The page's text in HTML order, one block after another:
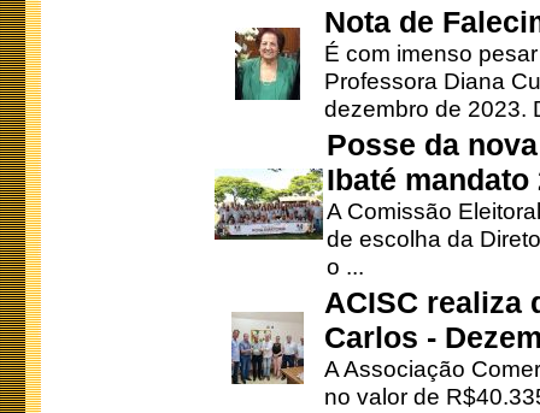
Nota de
É com imenso
Professora Diana
dezembro de 2023.
Posse da
Ibaté mandato
A Comissão
de escolha da
o ...
ACISC realiza
Carlos -
A Associação
no valor de